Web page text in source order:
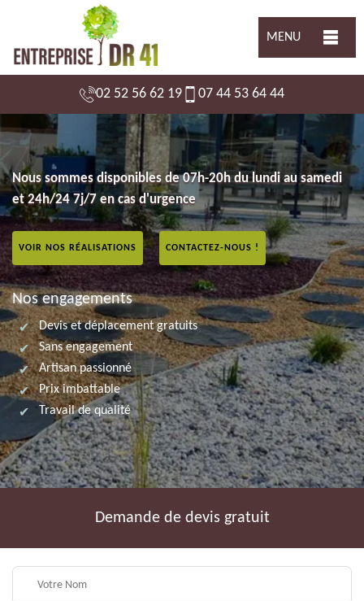
MENU
02 52 56 62 19 07 44 53 64 44
Nous sommes disponibles de 07h-20h du lundi au samedi
et 24h/24 7j/7 en cas d'urgence
VOIR NOS RÉALISATIONS CONTACTEZ-NOUS !
Nos engagements
Devis et déplacement gratuits
Sans engagement
Artisan passionné
Prix imbattable
Travail de qualité
Demande de devis gratuit